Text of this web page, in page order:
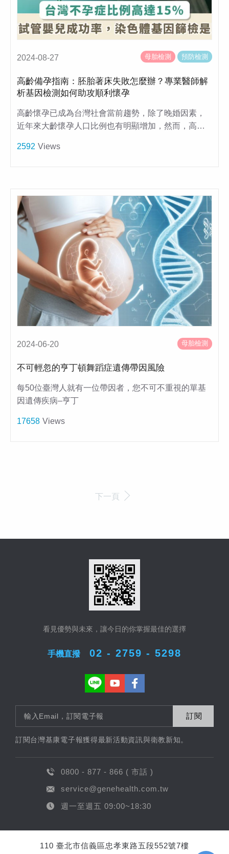
2024-08-27 母胎檢測 預防檢測
高齡備孕指南：胚胎著床失敗怎麼辦？專業醫師解
析基因檢測如何助攻順利懷孕
高齡懷孕已成為台灣社會當前趨勢，除了晚婚因素，
近年來大齡懷孕人口比例也有明顯增加，然而，高…
2592 Views
2024-06-20 母胎檢測
不可輕忽的亨丁頓舞蹈症遺傳帶因風險
每50位臺灣人就有一位帶因者，您不可不重視的單基
因遺傳疾病–亨丁
17658 Views
下一頁
0800 - 877 - 866 ( 市話 )
service@genehealth.com.tw
週一至週五 09:00~18:30
看見優勢與未來，讓今日的你掌握最佳的選擇
手機直撥 02 - 2759 - 5298
訂閱
訂閱台灣基康電子報獲得最新活動資訊與衛教新知。
110 臺北市信義區忠孝東路五段552號7樓